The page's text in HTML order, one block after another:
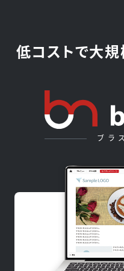
低コストで大
ブラ